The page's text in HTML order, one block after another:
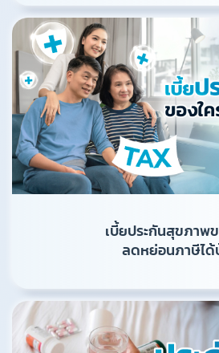
เบี้ยประกันสุขภาพข
ลดหย่อนภาษีได้